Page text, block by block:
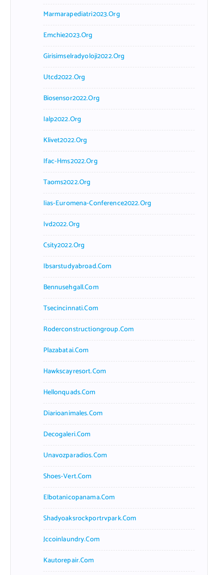
Marmarapediatri2023.org
Emchie2023.org
Girisimselradyoloji2022.org
Utcd2022.org
Biosensor2022.org
Ialp2022.org
Klivet2022.org
Ifac-Hms2022.org
Taoms2022.org
Iias-Euromena-Conference2022.org
Ivd2022.org
Csity2022.org
Ibsarstudyabroad.com
Bennusehgall.com
Tsecincinnati.com
Roderconstructiongroup.com
Plazabatai.com
Hawkscayresort.com
Hellonquads.com
Diarioanimales.com
Decogaleri.com
Unavozparadios.com
Shoes-Vert.com
Elbotanicopanama.com
Shadyoaksrockportrvpark.com
Jccoinlaundry.com
Kautorepair.com